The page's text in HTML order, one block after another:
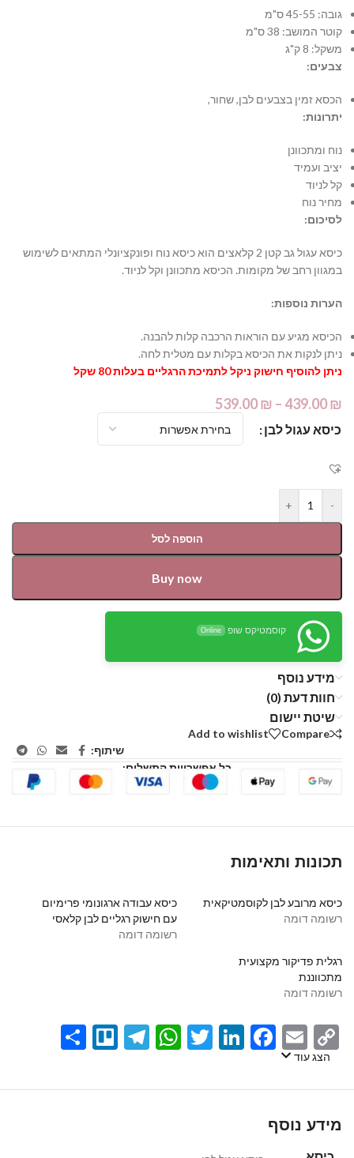
גובה: 45-55 ס"מ
קוטר המושב: 38 ס"מ
משקל: 8 ק"ג
צבעים:
הכסא זמין בצבעים לבן, שחור,
יתרונות:
נוח ומתכוונן
יציב ועמיד
קל לניוד
מחיר נוח
לסיכום:
כיסא עגול גב קטן 2 קלאצים הוא כיסא נוח ופונקציונלי המתאים לשימוש
במגוון רחב של מקומות. הכיסא מתכוונן וקל לניוד.
הערות נוספות:
הכיסא מגיע עם הוראות הרכבה קלות להבנה.
ניתן לנקות את הכיסא בקלות עם מטלית לחה.
ניתן להוסיף חישוק ניקל לתמיכת הרגליים בעלות 80 שקל
439.00₪
–
539.00₪
כיסא עגול לבן
-
+
הוספה לסל
Buy now
קוסמטיקס שופ Online
מידע נוסף
חוות דעת (0)
שיטת יישום
Compare
Add to wishlist
שיתוף:
כל אפשרויות התשלום:
תכונות ותאימות
כיסא מרובע לבן לקוסמטיקאית
רשומה דומה
כיסא עבודה ארגונומי פרימיום
עם חישוק רגליים לבן קלאסי
רשומה דומה
רגלית פדיקור מקצועית
מתכווננת
רשומה דומה
Copy
Link
Email
Facebook
LinkedIn
Twitter
WhatsApp
Telegram
Trello
הצג עוד
מידע נוסף